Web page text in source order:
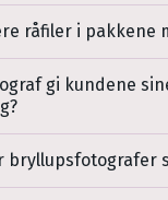
råfiler i pakkene
gi kundene
bryllupsfotografer